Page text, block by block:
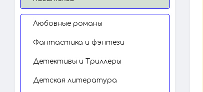
Любовные романы
Фантастика и фэнтези
Детективы и Триллеры
Детская литература